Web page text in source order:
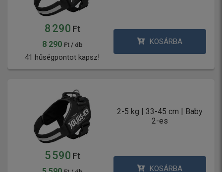
8 290 Ft
8 290 Ft / db
41 hűségpontot kapsz!
KOSÁRBA
2-5 kg | 33-45 cm | Baby
2-es
5 590 Ft
KOSÁRBA